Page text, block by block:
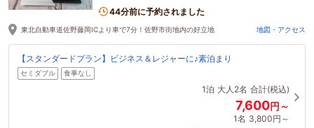
44分前に予約されました
東北自動車道佐野藤岡ICより車で7分！佐野市街地内の好立地 地図・アクセス
【スタンダードプラン】ビジネス＆レジャーに♪素泊まり
セミダブル 食事なし
1泊 大人2名 合計(税込)
7,600円～
1名 3,800円～